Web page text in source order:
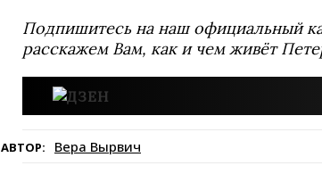
Подпишитесь на наш официальный
расскажем Вам, как и чем живёт
АВТОР: Вера Вырвич